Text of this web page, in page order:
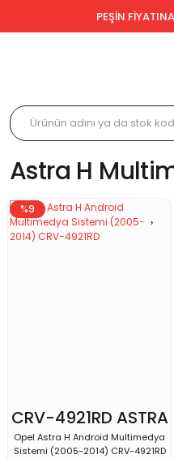
PEŞİN
Astra H
%9
CRV-4921RD ASTRA
H
Opel Astra H Android Multimedya
Sistemi (2005-2014) CRV-4921RD